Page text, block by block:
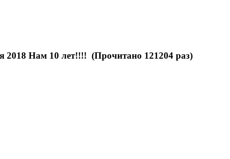
2018 Нам 10 лет!!!! (Прочитано 121204 раз)